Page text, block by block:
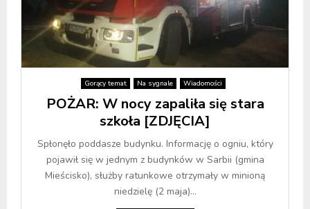
Gorący temat Na sygnale Wiadomości
POŻAR: W nocy zapaliła się stara
szkoła [ZDJĘCIA]
Spłonęło poddasze budynku. Informację o ogniu, który
pojawił się w jednym z budynków w Sarbii (gmina
Mieścisko), służby ratunkowe otrzymały w minioną
niedzielę (2 maja)...